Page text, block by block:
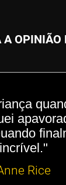
A OPINIÃO
incrível."
Rice